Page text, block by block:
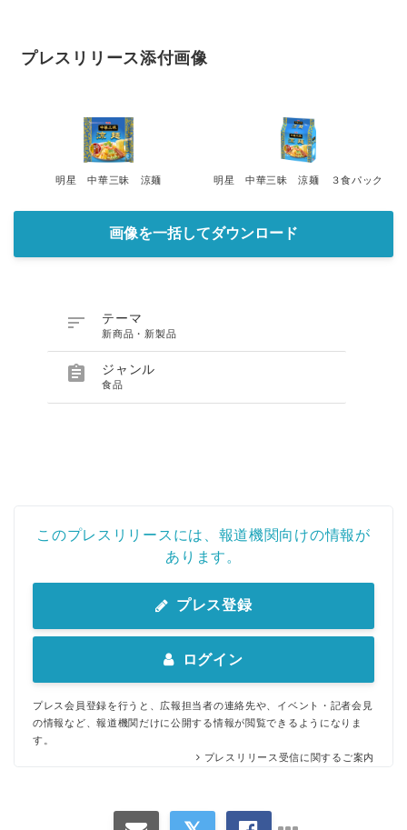
プレスリリース添付画像
明星 中華三昧 涼麺 明星 中華三昧 涼麺 ３食パック
画像を一括してダウンロード
 テーマ
新商品・新製品
 ジャンル
食品
このプレスリリースには、報道機関向けの情報が
あります。
プレス登録
ログイン
プレス会員登録を行うと、広報担当者の連絡先や、イベント・記者会見
の情報など、報道機関だけに公開する情報が閲覧できるようになりま
す。
プレスリリース受信に関するご案内